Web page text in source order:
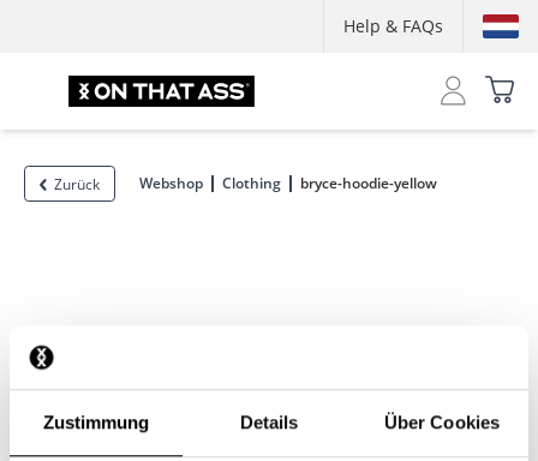
Zustimmung Details Über Cookies
Help & FAQs
Zurück Webshop Clothing bryce-hoodie-yellow